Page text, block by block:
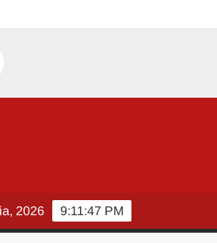
zachowujących sens oryginału: 1.
9:11:48 PM
2026